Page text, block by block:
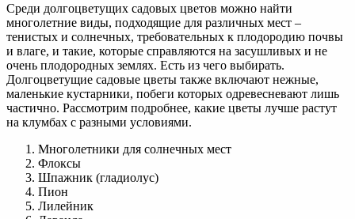
Среди долгоцветущих садовых цветов можно найти
многолетние виды, подходящие для различных мест –
тенистых и солнечных, требовательных к плодородию почвы
и влаге, и такие, которые справляются на засушливых и не
очень плодородных землях. Есть из чего выбирать.
Долгоцветущие садовые цветы также включают нежные,
маленькие кустарники, побеги которых одревесневают лишь
частично. Рассмотрим подробнее, какие цветы лучше растут
на клумбах с разными условиями.
Многолетники для солнечных мест
Флоксы
Шпажник (гладиолус)
Пион
Лилейник